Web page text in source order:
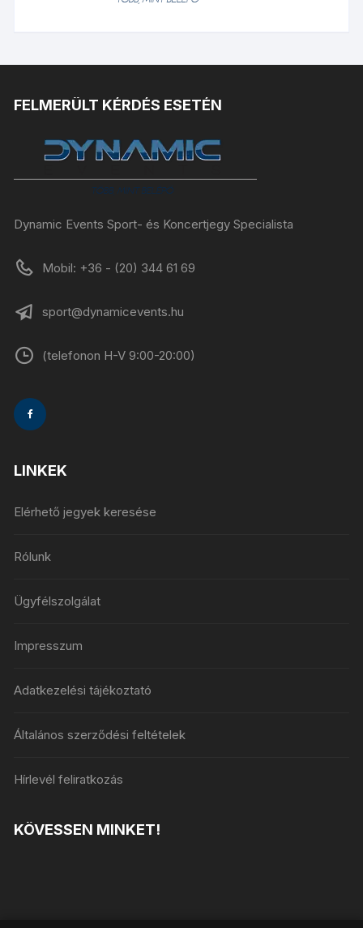
FELMERÜLT KÉRDÉS ESETÉN
Dynamic Events Sport- és Koncertjegy Specialista
Mobil: +36 - (20) 344 61 69
sport@dynamicevents.hu
(telefonon H-V 9:00-20:00)
LINKEK
Elérhető jegyek keresése
Rólunk
Ügyfélszolgálat
Impresszum
Adatkezelési tájékoztató
Általános szerződési feltételek
Hírlevél feliratkozás
KÖVESSEN MINKET!